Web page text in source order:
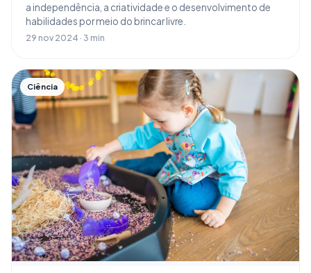
a independência, a criatividade e o desenvolvimento de
habilidades por meio do brincar livre.
29 nov 2024 · 3 min
Ciência